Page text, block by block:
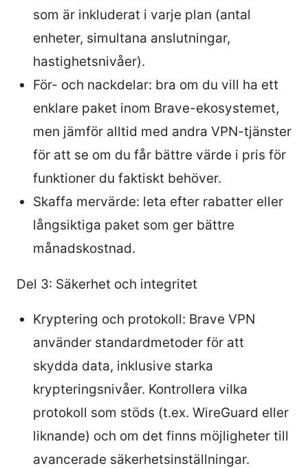
som är inkluderat i varje plan (antal
enheter, simultana anslutningar,
hastighetsnivåer).
För- och nackdelar: bra om du vill ha ett
enklare paket inom Brave-ekosystemet,
men jämför alltid med andra VPN-tjänster
för att se om du får bättre värde i pris för
funktioner du faktiskt behöver.
Skaffa mervärde: leta efter rabatter eller
långsiktiga paket som ger bättre
månadskostnad.
Del 3: Säkerhet och integritet
Kryptering och protokoll: Brave VPN
använder standardmetoder för att
skydda data, inklusive starka
krypteringsnivåer. Kontrollera vilka
protokoll som stöds (t.ex. WireGuard eller
liknande) och om det finns möjligheter till
avancerade säkerhetsinställningar.